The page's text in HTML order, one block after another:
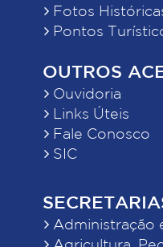
Fotos
Pontos
OUTROS
Ouvidoria
Links Úteis
Fale Conosco
SIC
Administração